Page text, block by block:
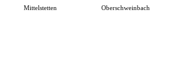
Mittelstetten Oberschweinbach